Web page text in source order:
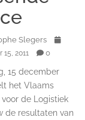
Slegers
2011 0
15 december
het Vlaams
voor de Logistiek
de resultaten van